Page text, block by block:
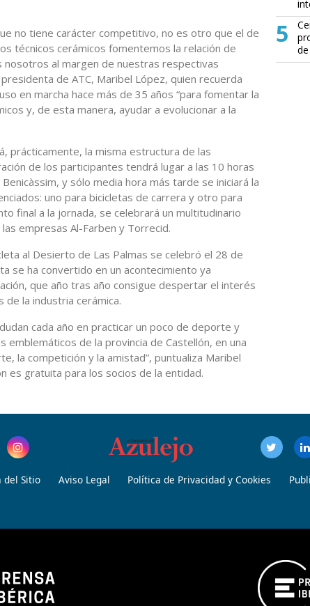
no tiene carácter competitivo, no es otro que el de
técnicos cerámicos fomentemos la relación de
al margen de nuestras respectivas
de ATC, Maribel López, quien recuerda
en marcha hace más de 35 años “para fomentar la
y, de esta manera, ayudar a evolucionar a la
prácticamente, la misma estructura de las
de los participantes tendrá lugar a las 10 horas
y sólo media hora más tarde se iniciará la
uno para bicicletas de carrera y otro para
final a la jornada, se celebrará un multitudinario
empresas Al-Farben y Torrecid.
al Desierto de Las Palmas se celebró el 28 de
se ha convertido en un acontecimiento ya
que año tras año consigue despertar el interés
la industria cerámica.
cada año en practicar un poco de deporte y
emblemáticos de la provincia de Castellón, en una
la competición y la amistad”, puntualiza Maribel
es gratuita para los socios de la entidad.
5
del Sitio Aviso Legal Política de Privacidad y Cookies